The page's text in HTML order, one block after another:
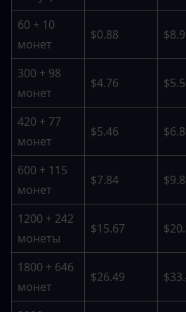
60 + 10
монет
$0.88
300 + 98
монет
$4.76
420 + 77
монет
$5.46
600 + 115
монет
$7.84
1200 + 242
монеты
$15.67
1800 + 646
монет
$26.49